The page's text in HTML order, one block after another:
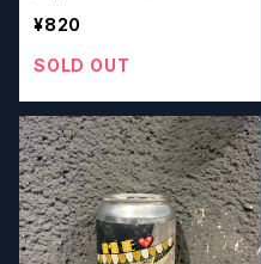
ow Koji American Wheat
¥820
SOLD OUT